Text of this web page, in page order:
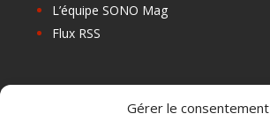
Gérer le consentement
L’équipe SONO Mag
Flux RSS
Les Centres de Formation